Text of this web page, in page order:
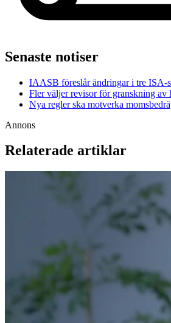
Senaste notiser
IAASB föreslår ändringar i tre ISA-
Fler väljer revisor för granskning av
Nya regler ska motverka
Annons
Relaterade artiklar